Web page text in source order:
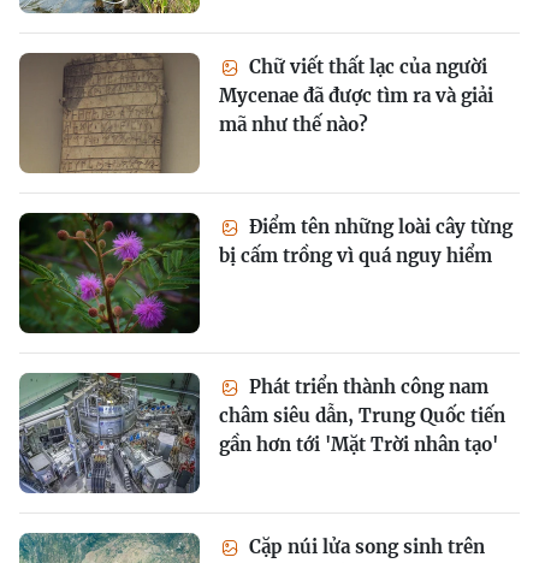
Chữ viết thất lạc của người
Mycenae đã được tìm ra và giải
mã như thế nào?
Điểm tên những loài cây từng
bị cấm trồng vì quá nguy hiểm
Phát triển thành công nam
châm siêu dẫn, Trung Quốc tiến
gần hơn tới 'Mặt Trời nhân tạo'
Cặp núi lửa song sinh trên